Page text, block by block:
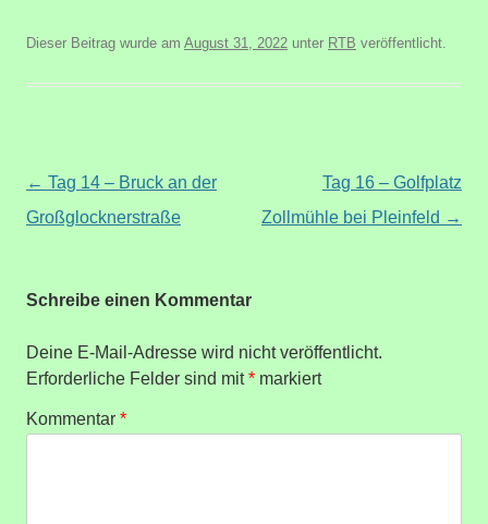
Dieser Beitrag wurde am August 31, 2022 unter RTB veröffentlicht.
Beitragsnavigation
← Tag 14 – Bruck an der
Großglocknerstraße
Tag 16 – Golfplatz
Zollmühle bei Pleinfeld →
Schreibe einen Kommentar
Deine E-Mail-Adresse wird nicht veröffentlicht.
Erforderliche Felder sind mit* markiert
Kommentar *